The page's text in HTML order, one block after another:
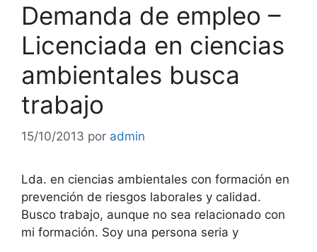
Demanda de empleo –
Licenciada en ciencias
ambientales busca
trabajo
15/10/2013 por admin
Lda. en ciencias ambientales con formación en
prevención de riesgos laborales y calidad.
Busco trabajo, aunque no sea relacionado con
mi formación. Soy una persona seria y